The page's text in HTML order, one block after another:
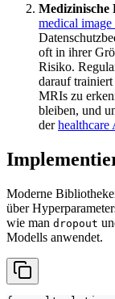
Medizinische
medical image
oft in ihrer
Risiko.
darauf
MRIs zu
bleiben, und
derhealthcare
Moderne
über
wie man dropout
Modells anwendet.